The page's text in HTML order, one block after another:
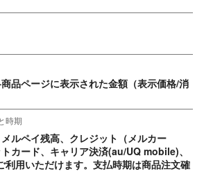
品ページに表示された金額（表示価格/消
時期
ルペイ残高、クレジット（メルカー
カード、キャリア決済(au/UQ mobile)、
利用いただけます。支払時期は商品注文確